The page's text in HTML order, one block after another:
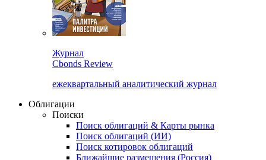
Журнал
Cbonds Review
ежеквартальный аналитический журнал
Облигации
Поиски
Поиск облигаций & Карты рынка
Поиск облигаций (ИИ)
Поиск котировок облигаций
Ближайшие размещения (Россия)